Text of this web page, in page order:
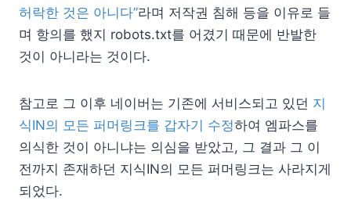
허락한 것은 아니다”라며 저작권 침해 등을 이유로 들
며 항의를 했지 robots.txt를 어겼기 때문에 반발한
것이 아니라는 것이다.
참고로 그 이후 네이버는 기존에 서비스되고 있던 지
식IN의 모든 퍼머링크를 갑자기 수정하여 엠파스를
의식한 것이 아니냐는 의심을 받았고, 그 결과 그 이
전까지 존재하던 지식IN의 모든 퍼머링크는 사라지게
되었다.